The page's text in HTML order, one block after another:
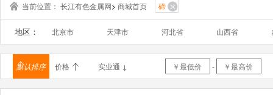
当前位置： 长江有色金属网> 商城首页 碲
地区： 北京市 天津市 河北省 山西省
浙江省 安徽省 福建省 江西省
海南省 重庆市 四川省 贵州省
默认排序 价格 实业通 ↓ -